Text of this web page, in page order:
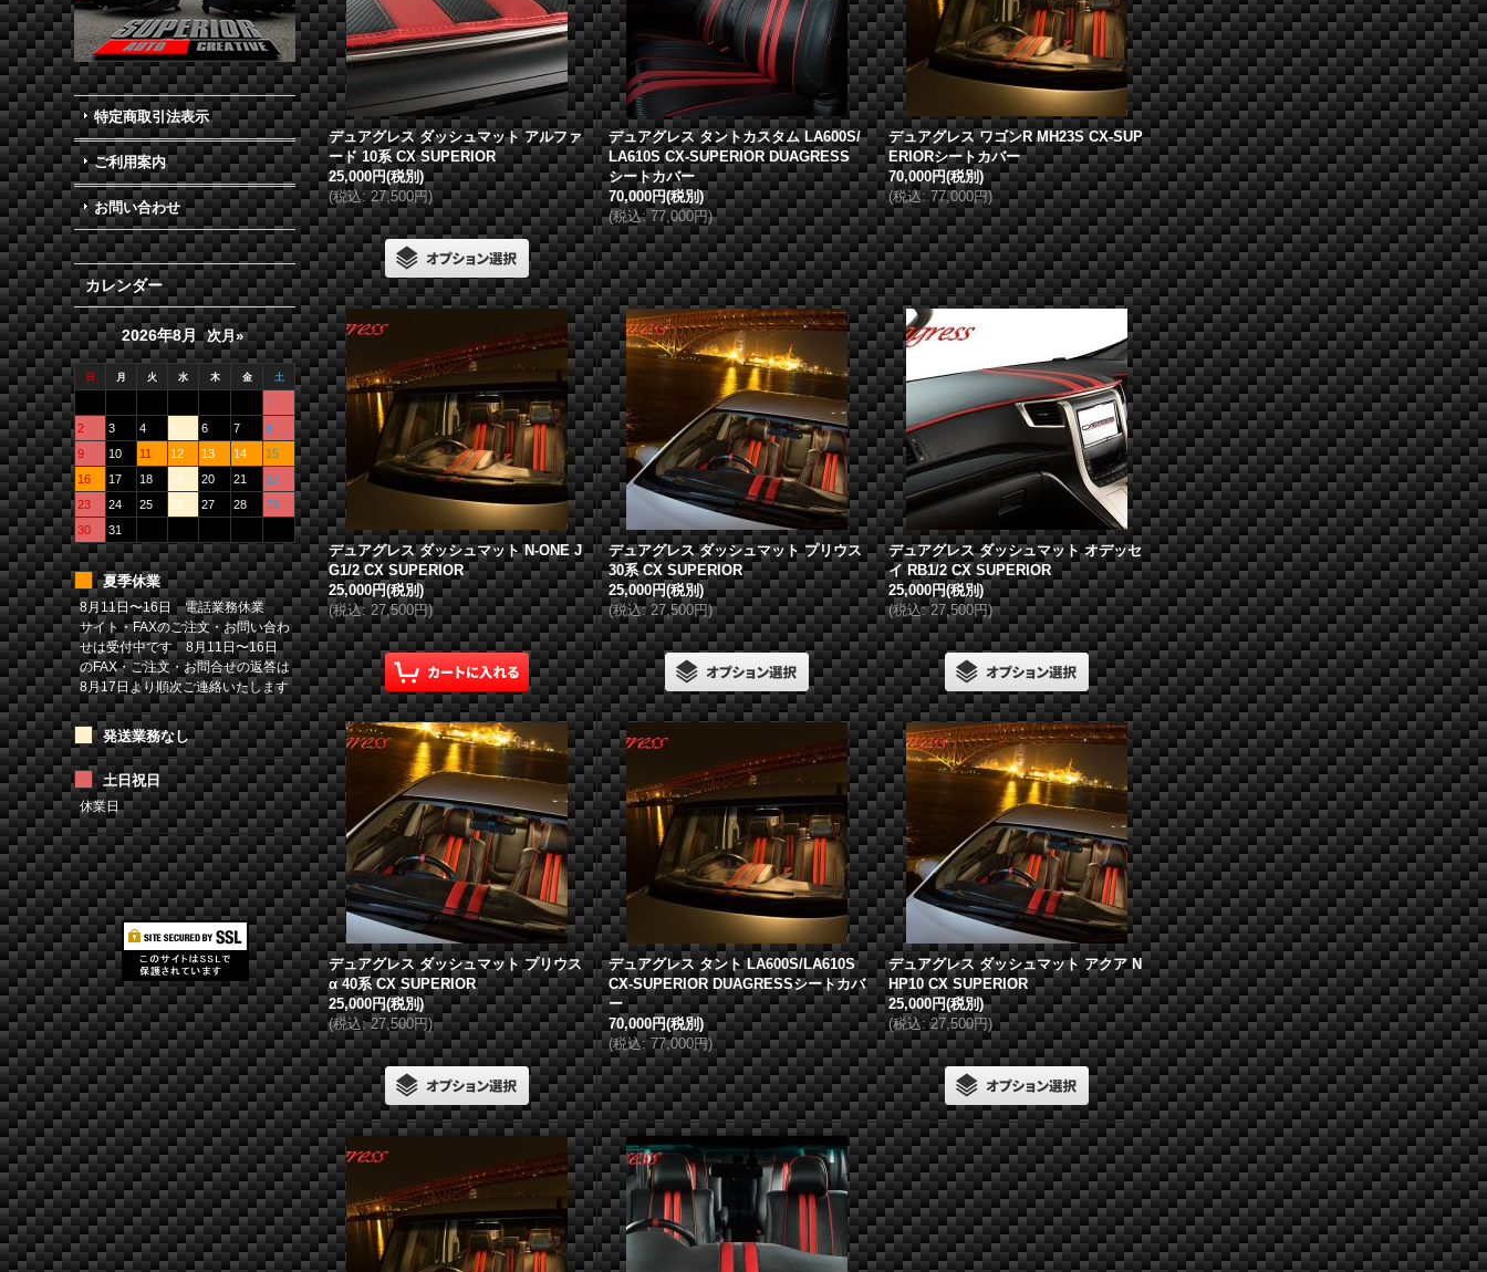
特定商取引法表示
ご利用案内
お問い合わせ
カレンダー
2026年8月 次月»
日 月 火 水 木 金 土
1
2
3 4 5 6 7
8
9
10 11 12 13 14
15
16
17 18 19 20 21
22
23
24 25 26 27 28
29
30
31
夏季休業
8月11日〜16日 電話業務休業
サイト・FAXのご注文・お問い合わ
せは受付中です 8月11日〜16日
のFAX・ご注文・お問合せの返答は
8月17日より順次ご連絡いたします
発送業務なし
土日祝日
休業日
デュアグレスダッシュマット アルファ
ード 10系 CX SUPERIOR
25,000円(税別)
(税込: 27,500円)
デュアグレスタントカスタム LA600S/
LA610S CX-SUPERIOR DUAGRESS
シートカバー
70,000円(税別)
(税込: 77,000円)
デュアグレスワゴンR MH23S CX-SUP
ERIORシートカバー
70,000円(税別)
(税込: 77,000円)
デュアグレスダッシュマット N-ONE J
G1/2 CX SUPERIOR
25,000円(税別)
(税込: 27,500円)
デュアグレスダッシュマット プリウス
30系 CX SUPERIOR
25,000円(税別)
(税込: 27,500円)
デュアグレスダッシュマット オデッセ
イ RB1/2 CX SUPERIOR
25,000円(税別)
(税込: 27,500円)
デュアグレス ダッシュマット プリウス
α 40系 CX SUPERIOR
25,000円(税別)
(税込: 27,500円)
デュアグレス タント LA600S/LA610S
CX-SUPERIOR DUAGRESSシートカバ
ー
70,000円(税別)
(税込: 77,000円)
デュアグレス ダッシュマット アクア N
HP10 CX SUPERIOR
25,000円(税別)
(税込: 27,500円)